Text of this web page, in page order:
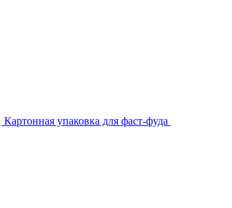
Картонная упаковка для фаст-фуда